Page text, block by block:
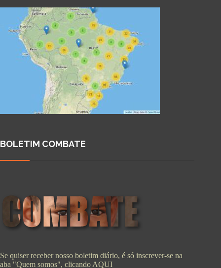
BOLETIM COMBATE
Se quiser receber nosso boletim diário, é só inscrever-se na
aba "Quem somos", clicando AQUI